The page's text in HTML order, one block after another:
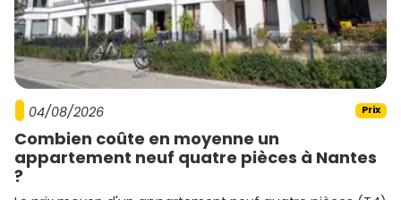
04/08/2026 Prix
Combien coûte en moyenne un
appartement neuf quatre pièces à Nantes
?